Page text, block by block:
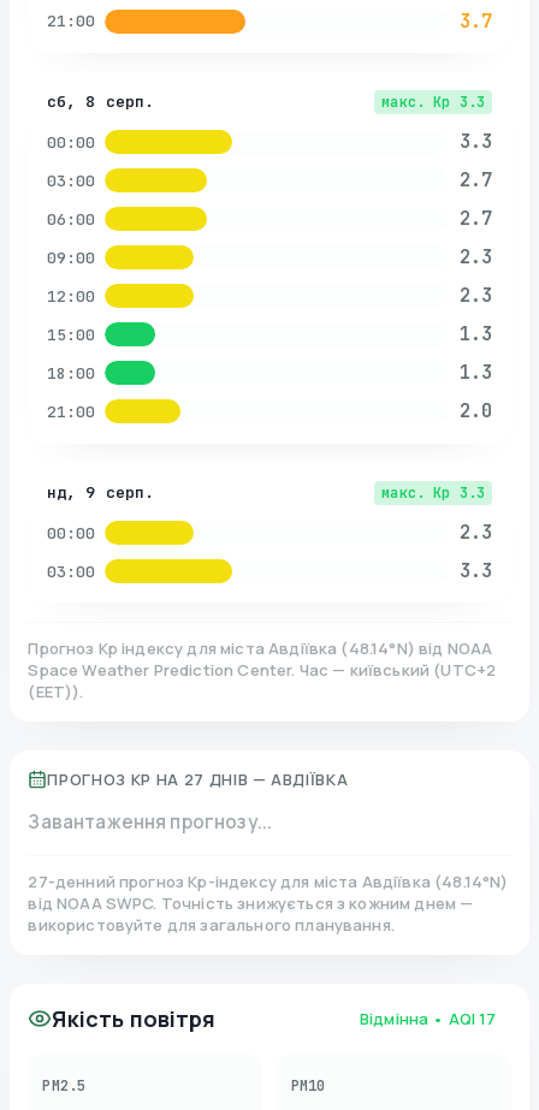
21:00 3.7
сб, 8 серп. макс. Kp 3.3
00:00 3.3
03:00 2.7
06:00 2.7
09:00 2.3
12:00 2.3
15:00 1.3
18:00 1.3
21:00 2.0
нд, 9 серп. макс. Kp 3.3
00:00 2.3
03:00 3.3
Прогноз Kp індексу для міста Авдіївка (48.14°N)від NOAA
Space Weather Prediction Center. Час — київський (UTC+2
(EET)).
ПРОГНОЗ KP НА 27 ДНІВ — АВДІЇВКА
Завантаження прогнозу...
27-денний прогноз Kp-індексу для міста Авдіївка (48.14°N)
від NOAA SWPC. Точність знижується з кожним днем —
використовуйте для загального планування.
Якість повітря Відмінна • AQI17
PM2.5 PM10